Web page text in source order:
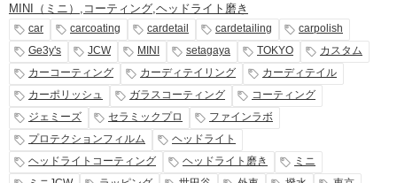
MINI（ミニ） , コーティング,ヘッドライト磨き
car carcoating cardetail cardetailing
carpolish
Ge3y's
JCW MINI setagaya TOKYO
カスタム
カーコーティング
カーディテイリング
カーディテイル
カーポリッシュ
ガラスコーティング
コーティング
ジェミーズ
セラミックプロ
ファインラボ
プロテクションフィルム
ヘッドライト
ヘッドライトコーティング
ヘッドライト磨き
ミニ